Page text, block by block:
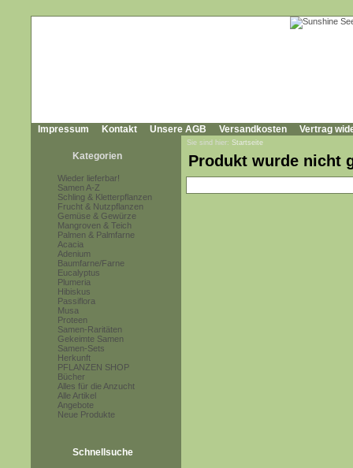
Impressum Kontakt Unsere AGB Versandkosten Vertrag
Kategorien
Wieder lieferbar!
Samen A-Z
Schling & Kletterpflanzen
Frucht & Nutzpflanzen
Gemüse & Gewürze
Mangroven & Teich
Palmen & Palmfarne
Acacia
Adenium
Baumfarne/Farne
Eucalyptus
Plumeria
Hibiskus
Passiflora
Musa
Proteen
Samen-Raritäten
Gekeimte Samen
Samen-Sets
Herkunft
PFLANZEN SHOP
Bücher
Alles für die Anzucht
Alle Artikel
Angebote
Neue Produkte
Schnellsuche
Sie sind hier: Startseite
Produkt wurde nicht